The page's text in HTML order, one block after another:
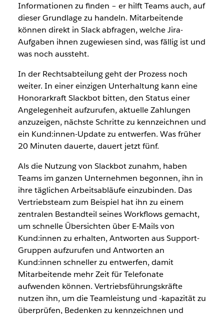
Informationen zu finden – er hilft Teams auch, auf
dieser Grundlage zu handeln. Mitarbeitende
können direkt in Slack abfragen, welche Jira-
Aufgaben ihnen zugewiesen sind, was fällig ist und
was noch aussteht.
In der Rechtsabteilung geht der Prozess noch
weiter. In einer einzigen Unterhaltung kann eine
Honorarkraft Slackbot bitten, den Status einer
Angelegenheit aufzurufen, aktuelle Zahlungen
anzuzeigen, nächste Schritte zu kennzeichnen und
ein Kund:innen-Update zu entwerfen. Was früher
20 Minuten dauerte, dauert jetzt fünf.
Als die Nutzung von Slackbot zunahm, haben
Teams im ganzen Unternehmen begonnen, ihn in
ihre täglichen Arbeitsabläufe einzubinden. Das
Vertriebsteam zum Beispiel hat ihn zu einem
zentralen Bestandteil seines Workflows gemacht,
um schnelle Übersichten über E-Mails von
Kund:innen zu erhalten, Antworten aus Support-
Gruppen aufzurufen und Antworten an
Kund:innen schneller zu entwerfen, damit
Mitarbeitende mehr Zeit für Telefonate
aufwenden können. Vertriebsführungskräfte
nutzen ihn, um die Teamleistung und -kapazität zu
überprüfen, Bedenken zu kennzeichnen und